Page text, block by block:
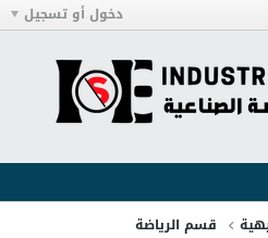
دخول أو تسجيل
قسم الرياضة